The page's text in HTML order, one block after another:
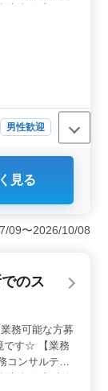
60分確保で
で、男女比
ています。
計画作成支
所経験者歓
業です
男性歓迎
勤可で、
。移動の自
。 ＜経験
者や日商簿
テランスタ
して成長
福利厚生
3回の賞
います。残
で、ワーク
ます。。
見る
09〜2026/10/08
のス
務可能な方募
です☆ 【業務
コンサルティ